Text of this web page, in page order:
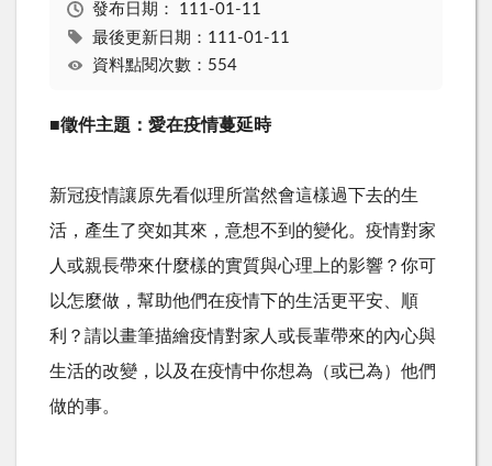
發布日期： 111-01-11
最後更新日期：111-01-11
資料點閱次數：554
■徵件主題：愛在疫情蔓延時
新冠疫情讓原先看似理所當然會這樣過下去的生
活，產生了突如其來，意想不到的變化。疫情對家
人或親長帶來什麼樣的實質與心理上的影響？你可
以怎麼做，幫助他們在疫情下的生活更平安、順
利？請以畫筆描繪疫情對家人或長輩帶來的內心與
生活的改變，以及在疫情中你想為（或已為）他們
做的事。